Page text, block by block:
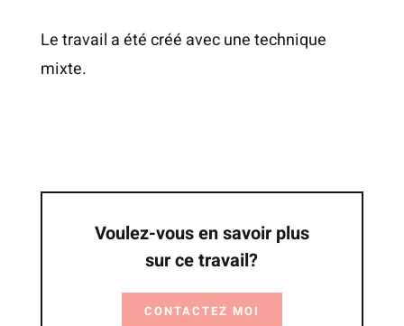
Le travail a été créé avec une technique
mixte.
Voulez-vous en savoir plus
sur ce travail?
CONTACTEZ MOI